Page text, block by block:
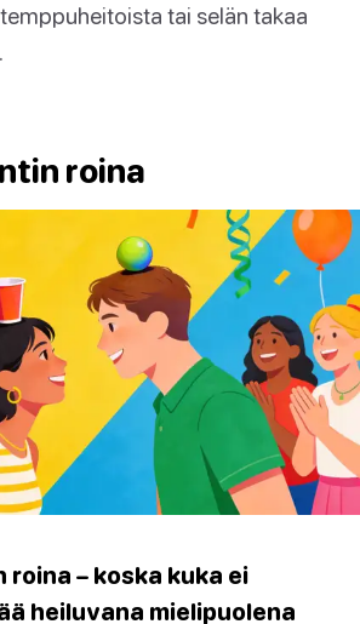
tai selän takaa
roina
roina – koska kuka ei
heiluvana mielipuolena